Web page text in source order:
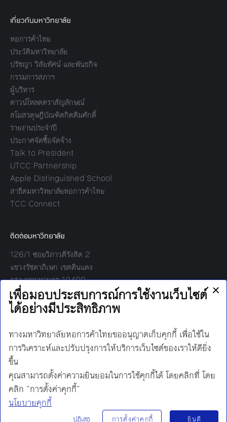
เกี่ยวกับมหาวิทยาลัย
หอการค้าไทย
ประวัติมหาวิทยาลัย
ปรัชญา วิสัยทัศน์ และพันธกิจ
กรรมการสภาฯ
ผู้บริหาร
ดาวน์โหลดตราสัญลักษณ์
สโมสรดุษฎีบัณฑิตกิตติมศักดิ์
รายงานประจำปี
ประกาศจัดซื้อจัดจ้าง
Talk to President
UTCC Partnership
Apple Distinguished School
สาธิตมหาวิทยาลัยหอการค้าไทย
TCC Connect
ติดต่อมหาวิทยาลัย
126/1 ซอยวิภาวดีรังสิต 2
แขวงรัชดาภิเษก เขตดินแดง
กรุงเทพมหานคร 10400
โทร:
02-697-6000
เวลาทำการ:
8.30 - 17.00
Find us on:
Facebook
TwitterYouTube
Instagram
LineMail
นโยบายการคุ้มครองข้อมูลส่วนบุคคล